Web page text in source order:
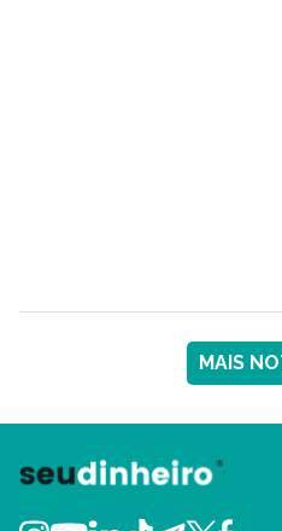
MAIS